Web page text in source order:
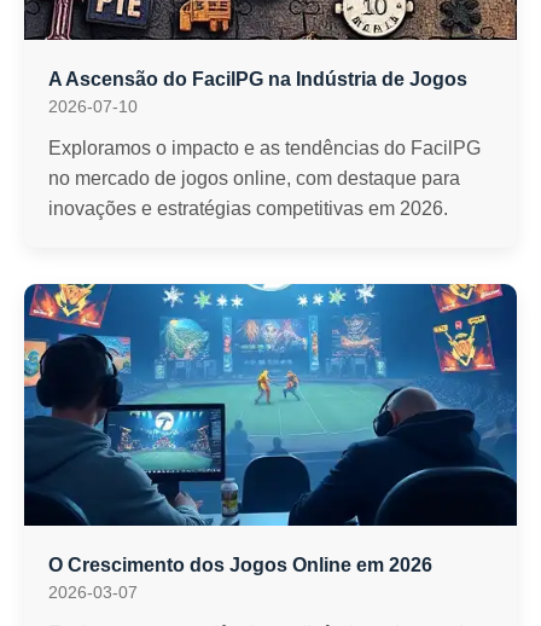
A Ascensão do FacilPG na Indústria de Jogos
2026-07-10
Exploramos o impacto e as tendências do FacilPG
no mercado de jogos online, com destaque para
inovações e estratégias competitivas em 2026.
O Crescimento dos Jogos Online em 2026
2026-03-07